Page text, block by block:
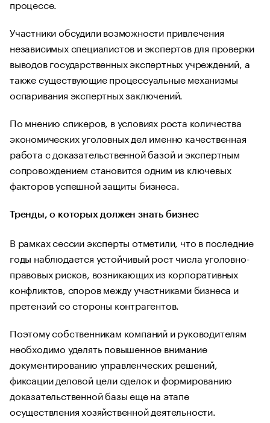
процессе.
Участники обсудили возможности привлечения
независимых специалистов и экспертов для проверки
выводов государственных экспертных учреждений, а
также существующие процессуальные механизмы
оспаривания экспертных заключений.
По мнению спикеров, в условиях роста количества
экономических уголовных дел именно качественная
работа с доказательственной базой и экспертным
сопровождением становится одним из ключевых
факторов успешной защиты бизнеса.
Тренды, о которых должен знать бизнес
В рамках сессии эксперты отметили, что в последние
годы наблюдается устойчивый рост числа уголовно-
правовых рисков, возникающих из корпоративных
конфликтов, споров между участниками бизнеса и
претензий со стороны контрагентов.
Поэтому собственникам компаний и руководителям
необходимо уделять повышенное внимание
документированию управленческих решений,
фиксации деловой цели сделок и формированию
доказательственной базы еще на этапе
осуществления хозяйственной деятельности.